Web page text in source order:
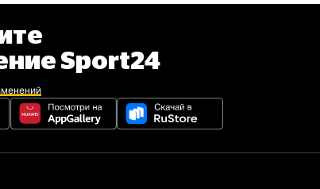
Sport24